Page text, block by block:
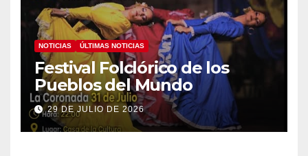
NOTICIAS ÚLTIMAS NOTICIAS
Festival Folclórico de los
Pueblos del Mundo
29 DE JULIO DE 2026